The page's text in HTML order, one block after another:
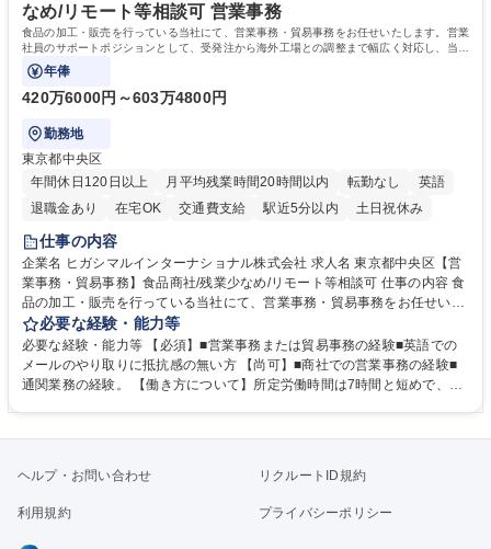
なめ/リモート等相談可 営業事務
食品の加工・販売を行っている当社にて、営業事務・貿易事務をお任せいたします。営業
社員のサポートポジションとして、受発注から海外工場との調整まで幅広く対応し、当社
事業の根幹を支えていただきます。
年俸
420万6000円～603万4800円
勤務地
東京都中央区
年間休日120日以上
月平均残業時間20時間以内 転勤なし
英語
退職金あり
在宅OK 交通費支給 駅近5分以内 土日祝休み
仕事の内容
企業名 ヒガシマルインターナショナル株式会社 求人名 東京都中央区【営
業事務・貿易事務】食品商社/残業少なめ/リモート等相談可 仕事の内容 食
品の加工・販売を行っている当社にて、営業事務・貿易事務をお任せいた
します。営業社員のサポートポジションとして、受発注から海外工場との
調整まで幅広く対応し、当社事業の根幹を支えていただきます。 ■受発注
業務、請求書発行 ■海外工場とのスケジュール調整 ■在庫管理 ■輸入書類
の確認・作成 ■配送手配 ■通関業者を通して行う輸出入業全般 ■倉庫との
ルプロデュースしているため、商品に関わる全ての業務をサポート頂きま
リモート等相談可
必要な経験・能力等
必要な経験・能力等 【必須】■営業事務または貿易事務の経験■英語での
メールのやり取りに抵抗感の無い方 【尚可】■商社での営業事務の経験■
通関業務の経験。 【働き方について】所定労働時間は7時間と短めで、残
自社工場と海外拠点の強固な連携によるワンストップサービスが最大の強
みです。 学歴・資格 学歴：大学院 大学 語学力：英語 資格：
ヘルプ・お問い合わせ リクルートID規約
利用規約 プライバシーポリシー